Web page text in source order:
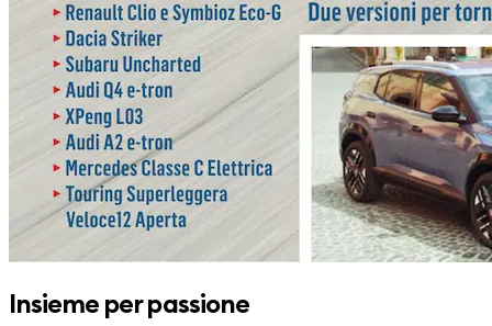
Insieme per passione